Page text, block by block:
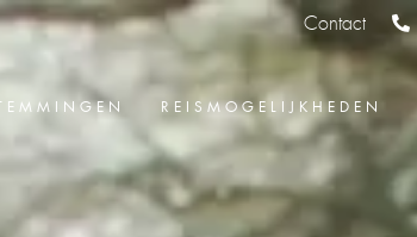
Contact
REISMOGELIJKHEDEN